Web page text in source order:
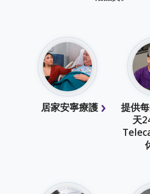
居家安寧療護
提供
天